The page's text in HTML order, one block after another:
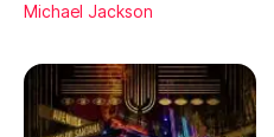
Michael Jackson